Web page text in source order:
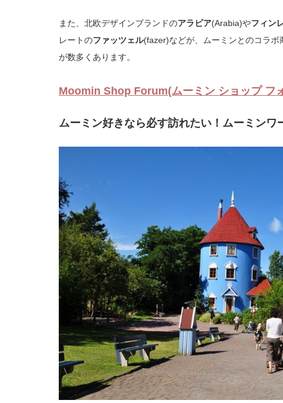
また、北欧デザインブランドのアラビア(Arabia)やフィン
レートのファッツェル(fazer)などが、ムーミンとのコラ
が数多くあります。
Moomin Shop Forum(ムーミン ショップ フ
ムーミン好きなら必す訪れたい！ムーミンワ